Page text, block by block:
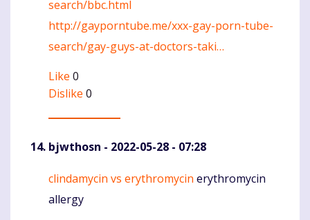
search/bbc.html
http://gayporntube.me/xxx-gay-porn-tube-
search/gay-guys-at-doctors-taki…
Like 0
Dislike 0
bjwthosn - 2022-05-28 - 07:28
Komentaras
clindamycin vs erythromycin erythromycin
allergy